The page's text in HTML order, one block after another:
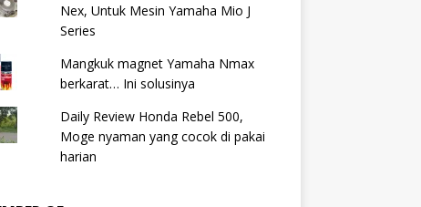
Nex, Untuk Mesin Yamaha Mio J
Series
Mangkuk magnet Yamaha Nmax
berkarat… Ini solusinya
Daily Review Honda Rebel 500,
Moge nyaman yang cocok di pakai
harian